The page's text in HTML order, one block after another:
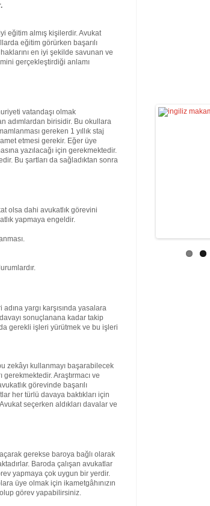
eğitim almış kişilerdir. Avukat
eğitim görürken başarılı
en iyi şekilde savunan ve
gerçekleştirdiği anlamı
vatandaşı olmak
adımlardan birisidir. Bu okullara
gereken 1 yıllık staj
etmesi gerekir. Eğer üye
yazılacağı için gerekmektedir.
Bu şartları da sağladıktan sonra
olsa dahi avukatlık görevini
yapmaya engeldir.
yargı karşısında yasalara
sonuçlanana kadar takip
gerekli işleri yürütmek ve bu işleri
zekâyı kullanmayı başarabilecek
Araştırmacı ve
görevinde başarılı
her türlü davaya baktıkları için
seçerken aldıkları davalar ve
gerekse baroya bağlı olarak
Baroda çalışan avukatlar
yapmaya çok uygun bir yerdir.
üye olmak için ikametgâhınızın
olup görev yapabilirsiniz.